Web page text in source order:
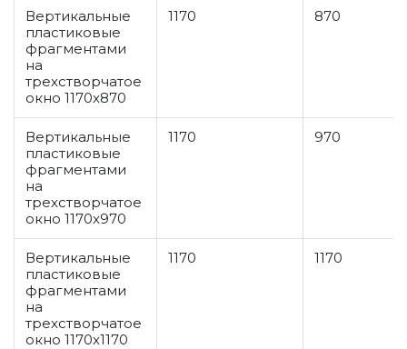
Вертикальные
пластиковые
фрагментами
на
трехстворчатое
окно 1170x870
1170 870
Вертикальные
пластиковые
фрагментами
на
трехстворчатое
окно 1170x970
1170 970
Вертикальные
пластиковые
фрагментами
на
трехстворчатое
окно 1170x1170
1170 1170